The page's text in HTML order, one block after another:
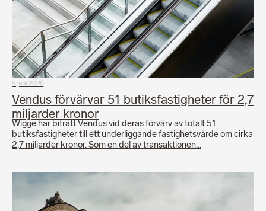
4 juni 2026
Vendus förvärvar 51 butiksfastigheter för 2,7
miljarder kronor
Wigge har biträtt Vendus vid deras förvärv av totalt 51
butiksfastigheter till ett underliggande fastighetsvärde om cirka
2,7 miljarder kronor. Som en del av transaktionen…